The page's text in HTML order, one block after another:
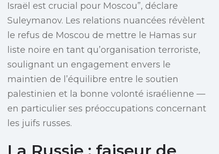
Israël est crucial pour Moscou”, déclare
Suleymanov. Les relations nuancées révèlent
le refus de Moscou de mettre le Hamas sur
liste noire en tant qu’organisation terroriste,
soulignant un engagement envers le
maintien de l’équilibre entre le soutien
palestinien et la bonne volonté israélienne —
en particulier ses préoccupations concernant
les juifs russes.